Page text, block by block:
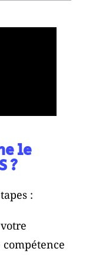
le
?
:
votre